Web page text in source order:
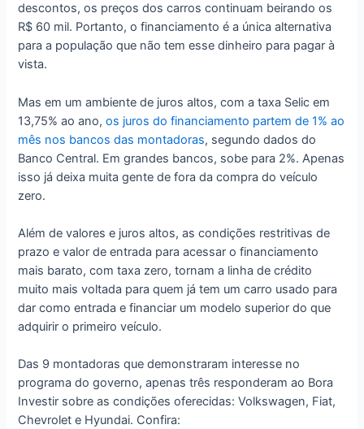
descontos, os preços dos carros continuam beirando os
R$ 60 mil. Portanto, o financiamento é a única alternativa
para a população que não tem esse dinheiro para pagar à
vista.
Mas em um ambiente de juros altos, com a taxa Selic em
13,75% ao ano,os juros do financiamento partem de 1% ao
mês nos bancos das montadoras, segundo dados do
Banco Central. Em grandes bancos, sobe para 2%. Apenas
isso já deixa muita gente de fora da compra do veículo
zero.
Além de valores e juros altos, as condições restritivas de
prazo e valor de entrada para acessar o financiamento
mais barato, com taxa zero, tornam a linha de crédito
muito mais voltada para quem já tem um carro usado para
dar como entrada e financiar um modelo superior do que
adquirir o primeiro veículo.
Das 9 montadoras que demonstraram interesse no
programa do governo, apenas três responderam ao Bora
Investir sobre as condições oferecidas: Volkswagen, Fiat,
Chevrolet e Hyundai. Confira: